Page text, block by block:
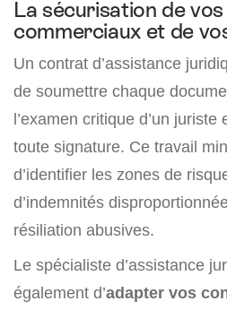
La sécurisation de
commerciaux et de
Un contrat d’assistance
de soumettre chaque
l’examen critique d’un
toute signature. Ce travail
d’identifier les zones de
d’indemnités
résiliation abusives.
Le spécialiste d’assistance
également d’adapter vos